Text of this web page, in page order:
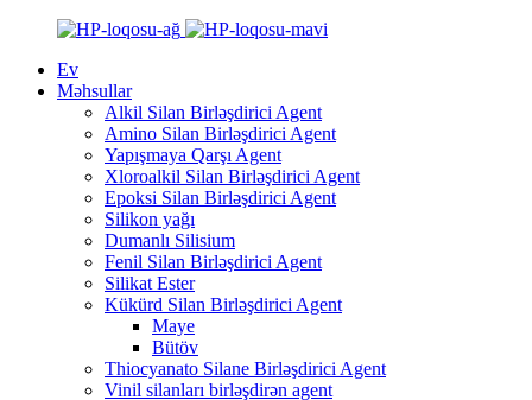
Ev
Məhsullar
Alkil Silan Birləşdirici Agent
Amino Silan Birləşdirici Agent
Yapışmaya Qarşı Agent
Xloroalkil Silan Birləşdirici Agent
Epoksi Silan Birləşdirici Agent
Silikon yağı
Dumanlı Silisium
Fenil Silan Birləşdirici Agent
Silikat Ester
Kükürd Silan Birləşdirici Agent
Maye
Bütöv
Thiocyanato Silane Birləşdirici Agent
Vinil silanları birləşdirən agent